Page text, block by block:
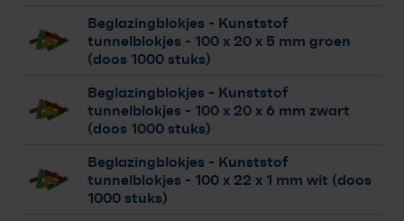
Beglazingblokjes - Kunststof
tunnelblokjes - 100 x 20 x 5 mm groen
(doos 1000 stuks)
Beglazingblokjes - Kunststof
tunnelblokjes - 100 x 20 x 6 mm zwart
(doos 1000 stuks)
Beglazingblokjes - Kunststof
tunnelblokjes - 100 x 22 x 1 mm wit (doos
1000 stuks)